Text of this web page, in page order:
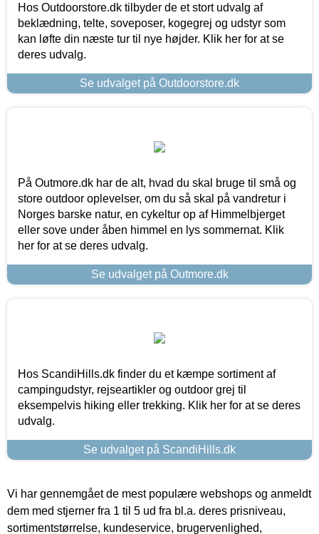
Hos Outdoorstore.dk tilbyder de et stort udvalg af
beklædning, telte, soveposer, kogegrej og udstyr som
kan løfte din næste tur til nye højder. Klik her for at se
deres udvalg.
Se udvalget på Outdoorstore.dk
På Outmore.dk har de alt, hvad du skal bruge til små og
store outdoor oplevelser, om du så skal på vandretur i
Norges barske natur, en cykeltur op af Himmelbjerget
eller sove under åben himmel en lys sommernat. Klik
her for at se deres udvalg.
Se udvalget på Outmore.dk
Hos ScandiHills.dk finder du et kæmpe sortiment af
campingudstyr, rejseartikler og outdoor grej til
eksempelvis hiking eller trekking. Klik her for at se deres
udvalg.
Se udvalget på ScandiHills.dk
Vi har gennemgået de mest populære webshops og anmeldt
dem med stjerner fra 1 til 5 ud fra bl.a. deres prisniveau,
sortimentstørrelse, kundeservice, brugervenlighed,